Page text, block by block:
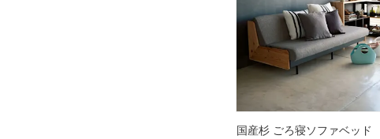
国産杉 ごろ寝ソファベッド